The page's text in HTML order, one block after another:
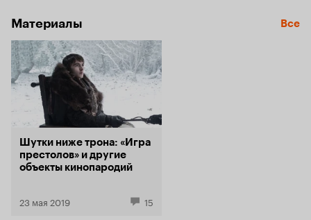
Материалы Все
Шутки ниже трона: «Игра
престолов» и другие
объекты кинопародий
23 мая 2019 15